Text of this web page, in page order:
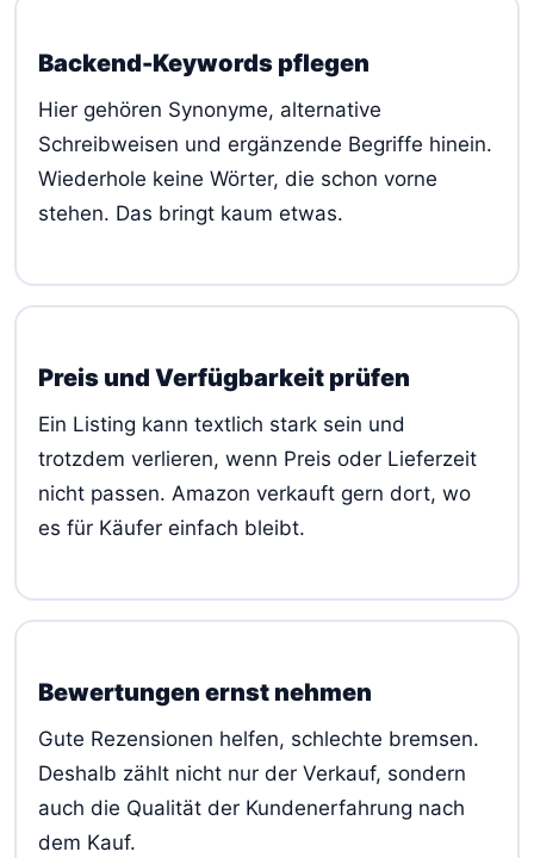
Backend-Keywords pflegen
Hier gehören Synonyme, alternative
Schreibweisen und ergänzende Begriffe hinein.
Wiederhole keine Wörter, die schon vorne
stehen. Das bringt kaum etwas.
Preis und Verfügbarkeit prüfen
Ein Listing kann textlich stark sein und
trotzdem verlieren, wenn Preis oder Lieferzeit
nicht passen. Amazon verkauft gern dort, wo
es für Käufer einfach bleibt.
Bewertungen ernst nehmen
Gute Rezensionen helfen, schlechte bremsen.
Deshalb zählt nicht nur der Verkauf, sondern
auch die Qualität der Kundenerfahrung nach
dem Kauf.